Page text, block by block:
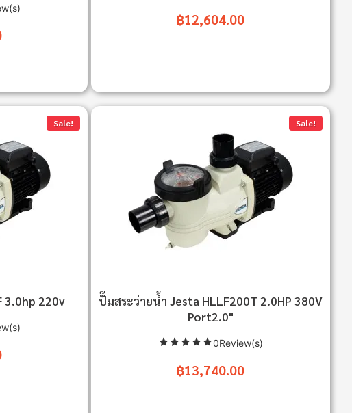
฿12,604.00
Sale!
3.0hp 220v
Sale!
ปั๊มสระว่ายน้ำ Jesta HLLF200T 2.0HP 380V
Port2.0"
0Review(s)
฿13,740.00